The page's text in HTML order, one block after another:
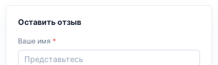
Оставить отзыв
Ваше имя *